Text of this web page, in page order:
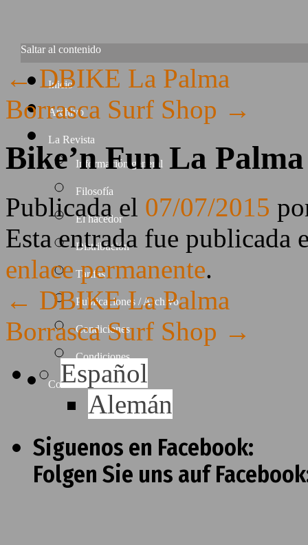
Saltar al contenido
Inicio
Archivo
La Revista
Información general
Filosofía
El hacedor
Distribución
Tarifas
Publicaciones / Archivo
Condiciones
Condiciones
Contacto
←DBIKE La Palma
Borrasca Surf Shop →
Bike’n Fun La Palma
Publicada el 07/07/2015
Esta entrada fue publicada
enlace permanente.
← DBIKE La Palma
Borrasca Surf Shop →
Español
Alemán
Siguenos en Facebook:
Folgen Sie uns auf